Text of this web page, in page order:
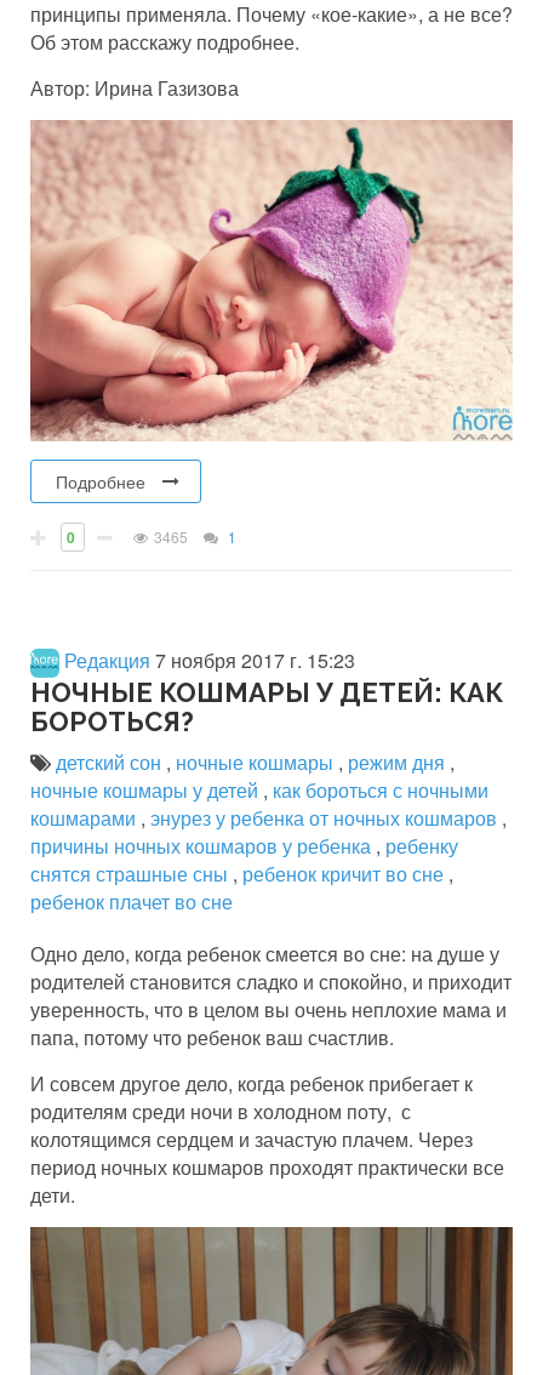
принципы применяла. Почему «кое-какие», а не все?
Об этом расскажу подробнее.
Автор: Ирина Газизова
Подробнее
0 3465 1
Редакция 7 ноября 2017 г. 15:23
НОЧНЫЕ КОШМАРЫ У ДЕТЕЙ: КАК
БОРОТЬСЯ?
детский сон , ночные кошмары , режим дня ,
ночные кошмары у детей , как бороться с ночными
кошмарами , энурез у ребенка от ночных кошмаров ,
причины ночных кошмаров у ребенка , ребенку
снятся страшные сны , ребенок кричит во сне ,
ребенок плачет во сне
Одно дело, когда ребенок смеется во сне: на душе у
родителей становится сладко и спокойно, и приходит
уверенность, что в целом вы очень неплохие мама и
папа, потому что ребенок ваш счастлив.
И совсем другое дело, когда ребенок прибегает к
родителям среди ночи в холодном поту, с
колотящимся сердцем и зачастую плачем. Через
период ночных кошмаров проходят практически все
дети.